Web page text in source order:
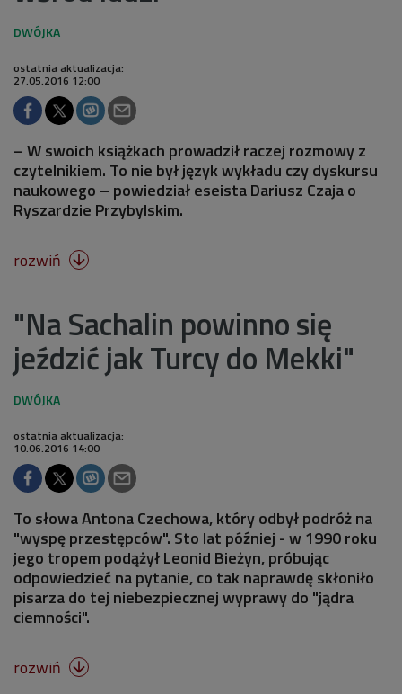
ostatnia aktualizacja:
27.05.2016 12:00
– W swoich książkach prowadził raczej rozmowy z
czytelnikiem. To nie był język wykładu czy dyskursu
naukowego – powiedział eseista Dariusz Czaja o
Ryszardzie Przybylskim.
rozwiń 
"Na Sachalin powinno się
jeździć jak Turcy do Mekki"
ostatnia aktualizacja:
10.06.2016 14:00
To słowa Antona Czechowa, który odbył podróż na
"wyspę przestępców". Sto lat później - w 1990 roku
jego tropem podążył Leonid Bieżyn, próbując
odpowiedzieć na pytanie, co tak naprawdę skłoniło
pisarza do tej niebezpiecznej wyprawy do "jądra
ciemności".
rozwiń 